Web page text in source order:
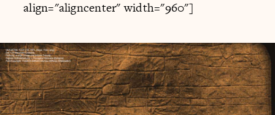
align="aligncenter" width="960"]